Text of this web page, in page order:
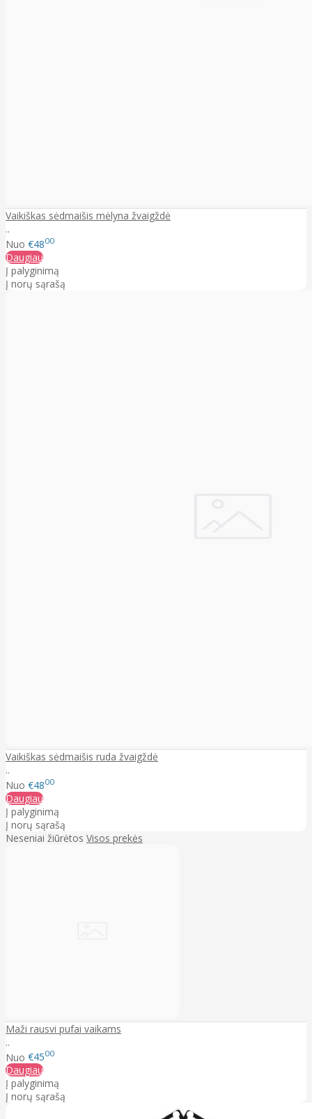
Vaikiškas sėdmaišis mėlyna žvaigždė
..
Nuo €4800
Daugiau
Į palyginimą
Į norų sąrašą
Vaikiškas sėdmaišis ruda žvaigždė
..
Nuo €4800
Daugiau
Į palyginimą
Į norų sąrašą
Neseniai žiūrėtos Visos prekės
Maži rausvi pufai vaikams
..
Nuo €4500
Daugiau
Į palyginimą
Į norų sąrašą